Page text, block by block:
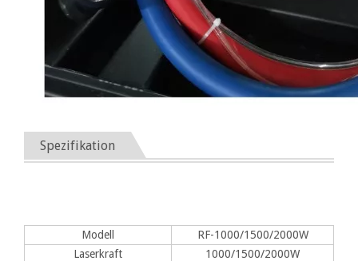
Spezifikation
Modell
RF-1000/1500/2000W
Laserkraft
1000/1500/2000W